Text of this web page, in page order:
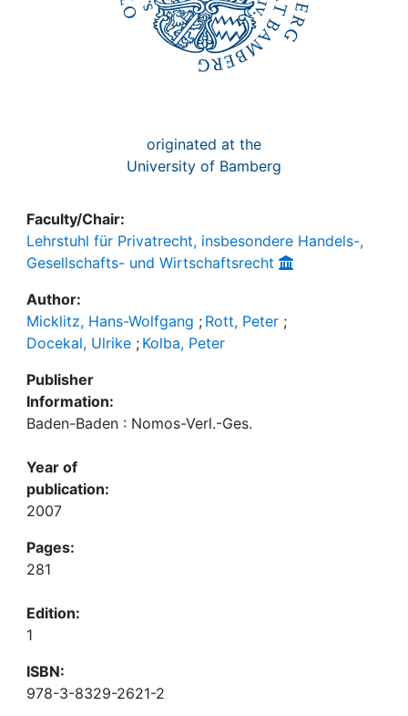
originated at the
University of Bamberg
Faculty/Chair:
Lehrstuhl für Privatrecht, insbesondere Handels-,
Gesellschafts- und Wirtschaftsrecht
Author:
Micklitz, Hans-Wolfgang ; Rott, Peter ;
Docekal, Ulrike ; Kolba, Peter
Publisher
Information:
Baden-Baden : Nomos-Verl.-Ges.
Year of
publication:
2007
Pages:
281
Edition:
1
ISBN:
978-3-8329-2621-2